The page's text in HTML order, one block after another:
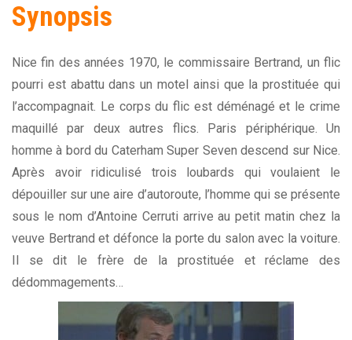
Synopsis
Nice fin des années 1970, le commissaire Bertrand, un flic
pourri est abattu dans un motel ainsi que la prostituée qui
l’accompagnait. Le corps du flic est déménagé et le crime
maquillé par deux autres flics. Paris périphérique. Un
homme à bord du Caterham Super Seven descend sur Nice.
Après avoir ridiculisé trois loubards qui voulaient le
dépouiller sur une aire d’autoroute, l’homme qui se présente
sous le nom d’Antoine Cerruti arrive au petit matin chez la
veuve Bertrand et défonce la porte du salon avec la voiture.
Il se dit le frère de la prostituée et réclame des
dédommagements…